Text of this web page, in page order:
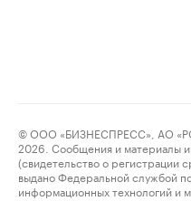
© ООО «БИЗНЕСПРЕСС», АО
2026. Сообщения и материалы
(свидетельство о регистрации
выдано Федеральной службой
информационных технологий и